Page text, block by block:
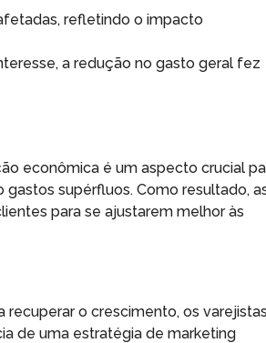
refletindo o impacto
a redução no gasto geral fez
econômica é um aspecto crucial
supérfluos. Como resultado,
para se ajustarem melhor às
o crescimento, os varejistas
de uma estratégia de marketing